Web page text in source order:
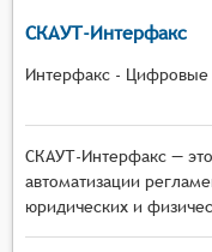
СКАУТ-Интерфакс
Интерфакс -
СКАУТ-Интерфакс —
автоматизации
юридических и